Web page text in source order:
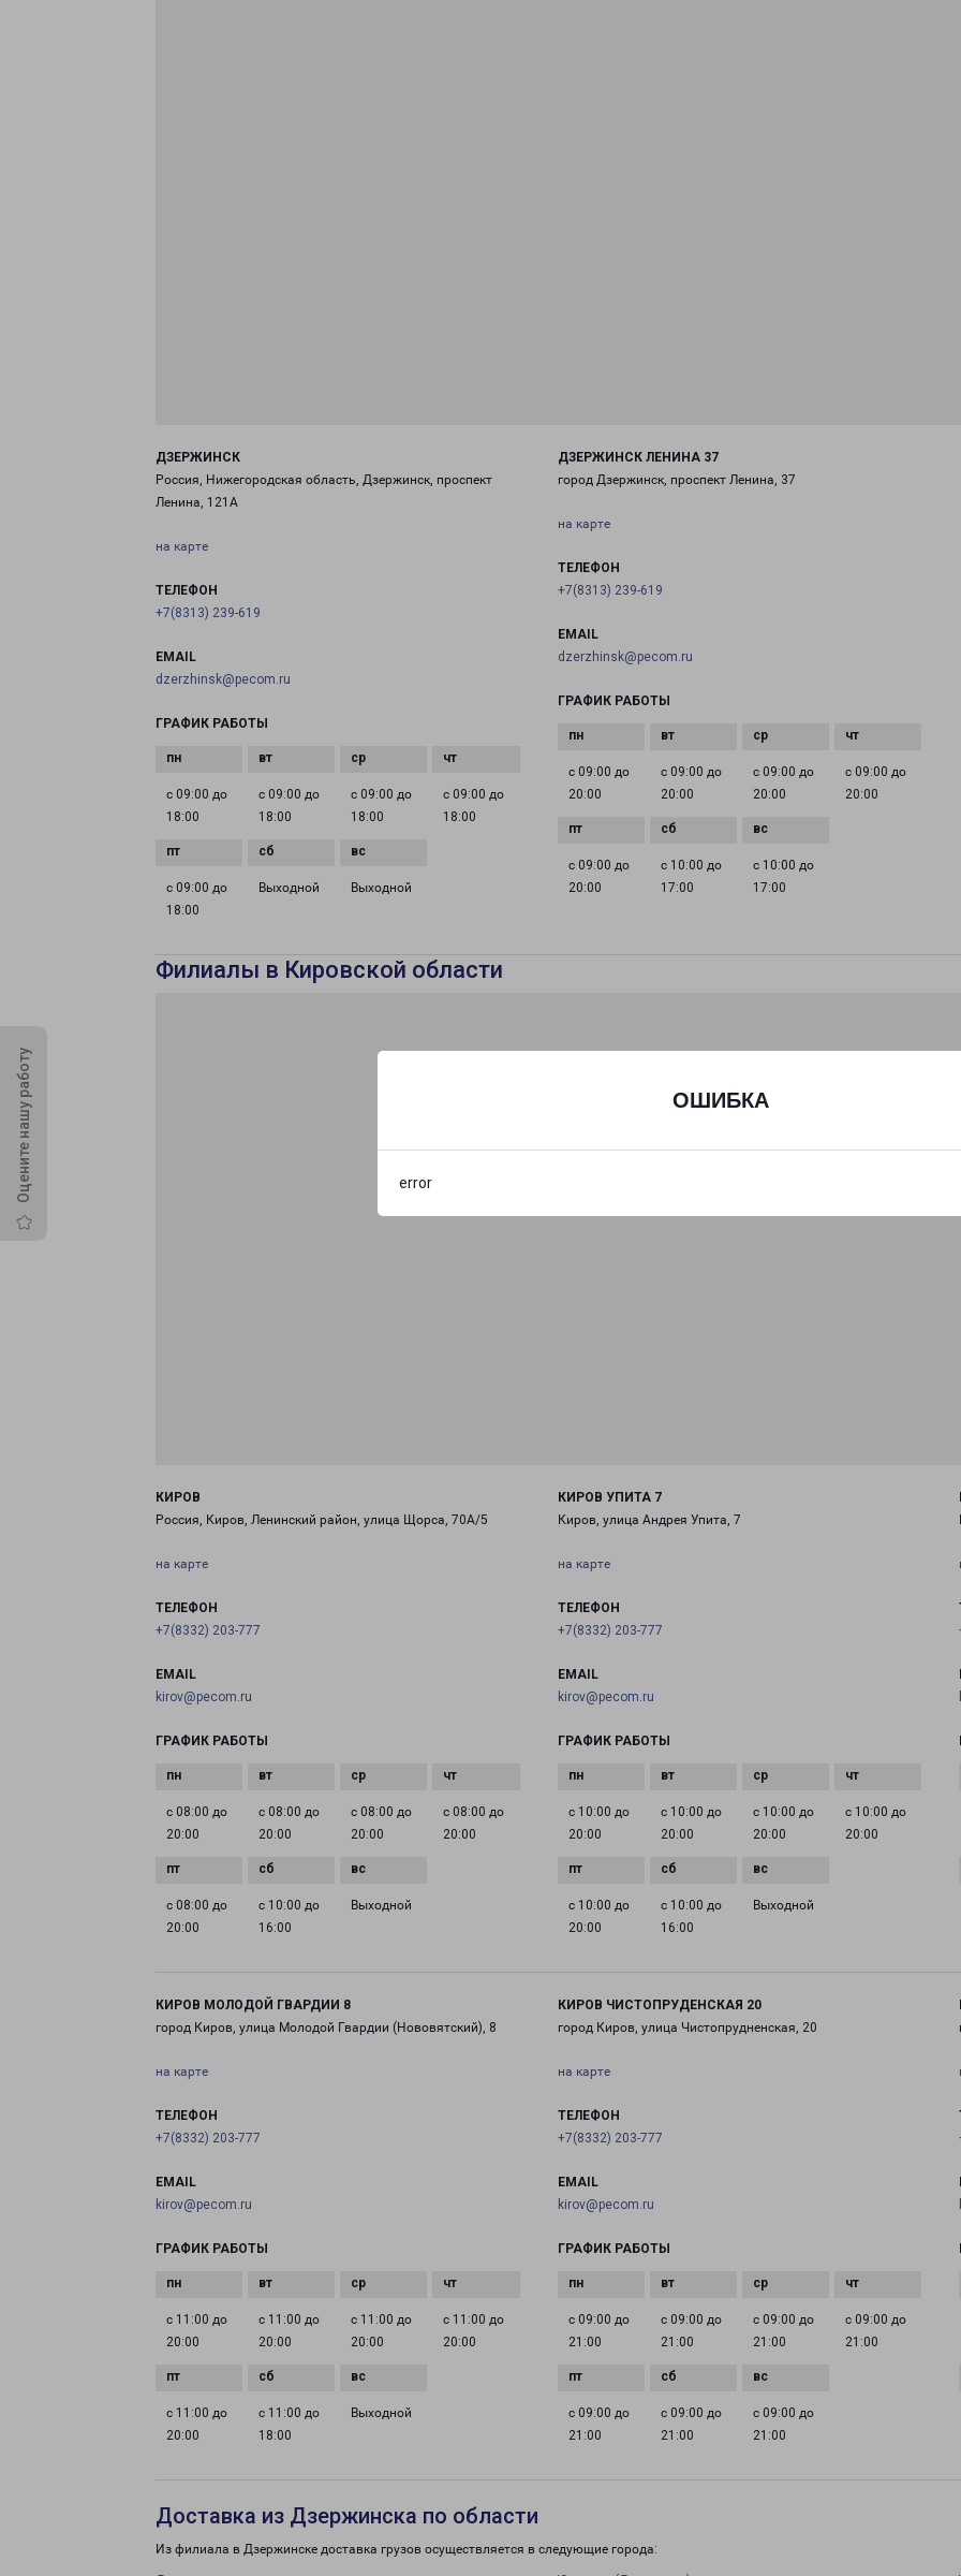
ОШИБКА
error
Оцените нашу работу
ДЗЕРЖИНСК
Россия, Нижегородская область, Дзержинск, проспект
Ленина, 121А
на карте
ТЕЛЕФОН
+7(8313) 239-619
EMAIL
dzerzhinsk@pecom.ru
ГРАФИК РАБОТЫ
с 09:00 до
18:00
с 09:00 до
18:00
с 09:00 до
18:00
с 09:00 до
18:00
с 09:00 до
18:00
Выходной Выходной
ДЗЕРЖИНСК ЛЕНИНА 37
город Дзержинск, проспект Ленина, 37
на карте
ТЕЛЕФОН
+7(8313) 239-619
EMAIL
dzerzhinsk@pecom.ru
ГРАФИК РАБОТЫ
с 09:00 до
20:00
с 09:00 до
20:00
с 09:00 до
20:00
с 09:00 до
20:00
с 09:00 до
20:00
с 10:00 до
17:00
с 10:00 до
17:00
Филиалы в Кировской области
КИРОВ
Россия, Киров, Ленинский район, улица Щорса, 70А/5
на карте
ТЕЛЕФОН
+7(8332) 203-777
EMAIL
kirov@pecom.ru
ГРАФИК РАБОТЫ
с 08:00 до
20:00
с 08:00 до
20:00
с 08:00 до
20:00
с 08:00 до
20:00
с 08:00 до
20:00
с 10:00 до
16:00
Выходной
КИРОВ УПИТА 7
Киров, улица Андрея Упита, 7
на карте
ТЕЛЕФОН
+7(8332) 203-777
EMAIL
kirov@pecom.ru
ГРАФИК РАБОТЫ
с 10:00 до
20:00
с 10:00 до
20:00
с 10:00 до
20:00
с 10:00 до
20:00
с 10:00 до
20:00
с 10:00 до
16:00
Выходной
КИРОВ МОЛОДОЙ ГВАРДИИ 8
город Киров, улица Молодой Гвардии (Нововятский), 8
на карте
ТЕЛЕФОН
+7(8332) 203-777
EMAIL
kirov@pecom.ru
ГРАФИК РАБОТЫ
с 11:00 до
20:00
с 11:00 до
20:00
с 11:00 до
20:00
с 11:00 до
20:00
с 11:00 до
20:00
с 11:00 до
18:00
Выходной
КИРОВ ЧИСТОПРУДЕНСКАЯ 20
город Киров, улица Чистопрудненская, 20
на карте
ТЕЛЕФОН
+7(8332) 203-777
EMAIL
kirov@pecom.ru
ГРАФИК РАБОТЫ
с 09:00 до
21:00
с 09:00 до
21:00
с 09:00 до
21:00
с 09:00 до
21:00
с 09:00 до
21:00
с 09:00 до
21:00
с 09:00 до
21:00
Доставка из Дзержинска по области
Из филиала в Дзержинске доставка грузов осуществляется в следующие города: